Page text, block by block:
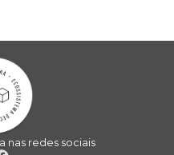
nas redes sociais